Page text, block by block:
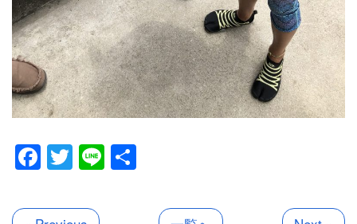
Facebook
Twitter
Line